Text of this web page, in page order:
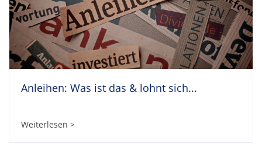
Anleihen: Was ist das & lohnt sich...
Weiterlesen >